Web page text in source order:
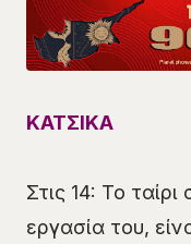
ΚΑΤΣΙΚΑ
Στις 14: Το
εργασία του,